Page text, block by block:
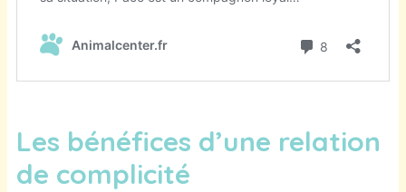
Les bénéfices d’une relation
de complicité